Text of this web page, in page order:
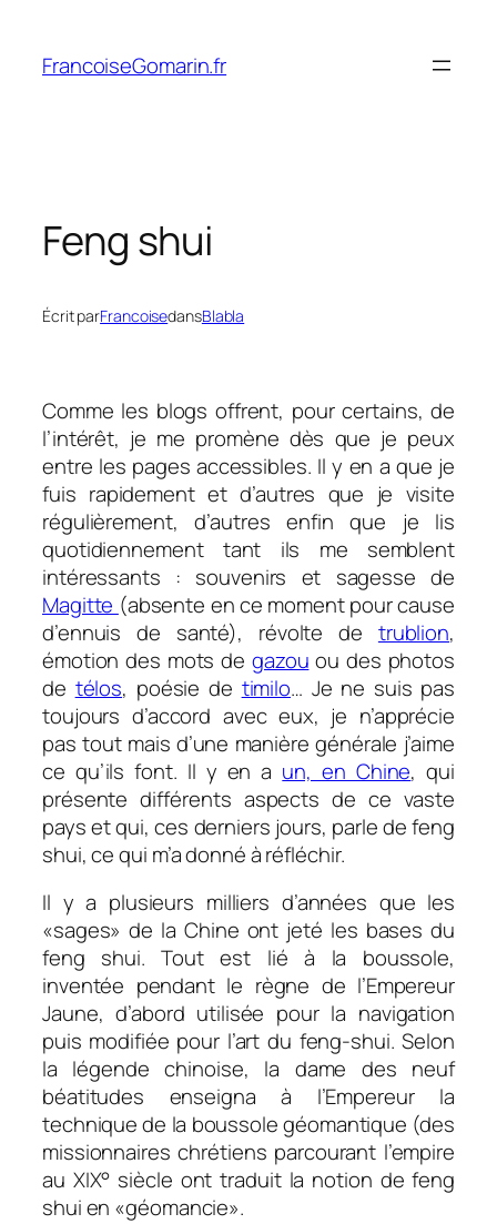
contenu
FrancoiseGomarin.fr
Feng shui
Écrit parFrancoisedansBlabla
Comme les blogs offrent, pour certains, de
l’intérêt, je me promène dès que je peux
entre les pages accessibles. Il y en a que je
fuis rapidement et d’autres que je visite
régulièrement, d’autres enfin que je lis
quotidiennement tant ils me semblent
intéressants : souvenirs et sagesse de
Magitte (absente en ce moment pour cause
d’ennuis de santé), révolte de trublion,
émotion des mots de gazou ou des photos
de télos, poésie de timilo… Je ne suis pas
toujours d’accord avec eux, je n’apprécie
pas tout mais d’une manière générale j’aime
ce qu’ils font. Il y en a un, en Chine, qui
présente différents aspects de ce vaste
pays et qui, ces derniers jours, parle de feng
shui, ce qui m’a donné à réfléchir.
Il y a plusieurs milliers d’années que les
«sages» de la Chine ont jeté les bases du
feng shui. Tout est lié à la boussole,
inventée pendant le règne de l’Empereur
Jaune, d’abord utilisée pour la navigation
puis modifiée pour l’art du feng-shui. Selon
la légende chinoise, la dame des neuf
béatitudes enseigna à l’Empereur la
technique de la boussole géomantique (des
missionnaires chrétiens parcourant l’empire
au XIX° siècle ont traduit la notion de feng
shui en «géomancie».